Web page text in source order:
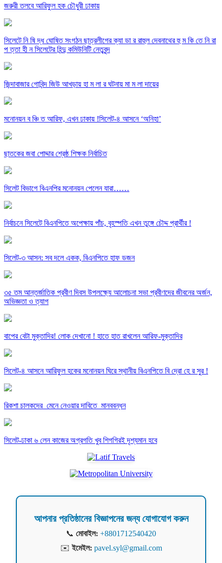
জরুরী তলবে আরিফুল হক চৌধুরী ঢাকায়
সিলেটে নি ষি দ্ধ ঘোষিত সংগঠন ছাত্রলীগের ক্যা ডা র রাহুল দেবনাথের হু ম কি তে নি রা
প ত্তা হী ন সিলেটের হিন্দু কমিউনিটি নেতৃবৃন্দ
জিন্দাবাজার গোবিন্দ জিউ আখড়ায় হা ম লা র ঘটনায় মা ম লা দায়ের
মনোনয়ন ব ঞ্চি ত আরিফ, এখন ঢাকায় !সিলেট-৪ আসনে ‘অনিহা’
ছাতকের জবা পোদ্দার শ্রেষ্ঠ শিক্ষক নির্বাচিত
সিলেট বিভাগে বিএনপির মনোনয়ন পেলেন যারা……
নির্বাচনে সিলেটে বিএনপিতে অপেক্ষায় পাঁচ, বৃহস্পতি এখন তুঙ্গে চৌদ্দ প্রার্থীর !
সিলেট-৩ আসন: সব দলে একক, বিএনপিতে হাফ ডজন
৩৫ তম আন্তর্জাতিক প্রবীণ দিবস উপলক্ষ্যে আলোচনা সভা প্রবীণদের জীবনের অর্জন,
অভিজ্ঞতা ও ত্যাগ
বাপের বেটা মুক্তাদির! লোক দেখানো ! হাতে হাত রাখলেন আরিফ-মুক্তাদির
সিলেট-৪ আসনে আরিফুল হকের মনোনয়ন ঘিরে স্থানীয় বিএনপিতে বি দ্রো হে র সুর !
রিকশা চালকদের মেনে নেওয়ার দাবিতে মানববন্ধন
সিলেট-ঢাকা ৬ লেন কাজের অগ্রগতি খুব শিগগিরই দৃশ্যমান হবে
আপনার প্রতিষ্ঠানের বিজ্ঞাপনের জন্য যোগাযোগ করুন
📞 মোবাইল: +8801712540420
✉️ইমেইল: pavel.syl@gmail.com